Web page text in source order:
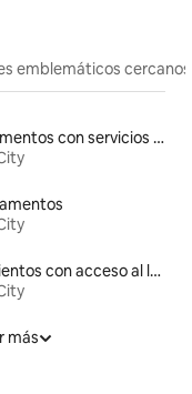
emblemáticos cercanos
Apartamentos con servicios incluidos vacacionales
Alojamientos con acceso al lago
más